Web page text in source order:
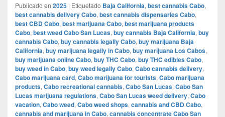
Publicado en 2025 | Etiquetado Baja California, best cannabis Cabo,
best cannabis delivery Cabo, best cannabis dispensaries Cabo,
best CBD Cabo, best marijuana Cabo, best marijuana products
Cabo, best weed Cabo San Lucas, buy cannabis Baja California, buy
cannabis Cabo, buy cannabis legally Cabo, buy marijuana Baja
California, buy marijuana legally in Cabo, buy marijuana Los Cabos,
buy marijuana online Cabo, buy THC Cabo, buy THC edibles Cabo,
buy weed in Cabo, buy weed legally Cabo, Cabo cannabis delivery,
Cabo marijuana card, Cabo marijuana for tourists, Cabo marijuana
products, Cabo recreational cannabis, Cabo San Lucas, Cabo San
Lucas marijuana regulations, Cabo San Lucas weed delivery, Cabo
vacation, Cabo weed, Cabo weed shops, cannabis and CBD Cabo,
cannabis and marijuana in Cabo, cannabis concentrate Cabo San